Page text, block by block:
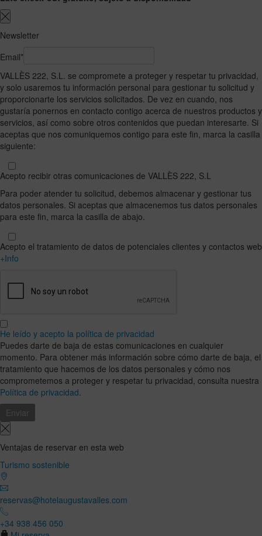
Newsletter
Email*
VALLÈS 222, S.L. se compromete a proteger y respetar tu privacidad,
y solo usaremos tu información personal para gestionar tu solicitud y
proporcionarte los servicios solicitados. De vez en cuando, nos
gustaría ponernos en contacto contigo acerca de nuestros productos y
servicios, así como sobre otros contenidos que puedan interesarte. Si
aceptas que nos comuniquemos contigo para este fin, marca la casilla
siguiente:
Acepto recibir otras comunicaciones de VALLÈS 222, S.L
Para poder atender tu solicitud, debemos almacenar y gestionar tus
datos personales. Si aceptas que almacenemos tus datos personales
para este fin, marca la casilla de abajo.
Acepto el tratamiento de datos de potenciales clientes y contactos web
+Info
He leído y acepto la política de privacidad
Puedes darte de baja de estas comunicaciones en cualquier
momento. Para obtener más información sobre cómo darte de baja, el
tratamiento que hacemos de los datos personales y cómo nos
comprometemos a proteger y respetar tu privacidad, consulta nuestra
Política de privacidad
Ventajas de reservar en esta web
Turismo sostenible
reservas@hotelaugustavalles.com
+34 938 456 050